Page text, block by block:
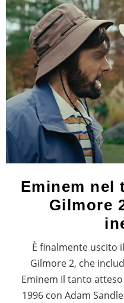
Eminem nel
Gilmore
È finalmente uscito
Gilmore 2, che
Eminem Il tanto
1996 con Adam